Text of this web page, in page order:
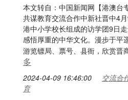
本文转自：中国新闻网【港澳台
共谋教育交流合作中新社晋中4
港中小学校长组成的访学团9日
感悟厚重的中华文化。漫步于平
游览镖局、票号、县衙，欣赏晋
多
2024-04-09 16:46:00
交流合
育